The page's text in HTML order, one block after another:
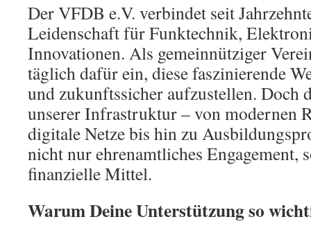
Der VFDB e.V. verbindet seit
Leidenschaft für Funktechnik,
Innovationen. Als gemeinnütziger
täglich dafür ein, diese faszinierende
und zukunftssicher aufzustellen. Doch
unserer Infrastruktur – von modernen
digitale Netze bis hin zu
nicht nur ehrenamtliches Engagement,
finanzielle Mittel.
Warum Deine Unterstützung so